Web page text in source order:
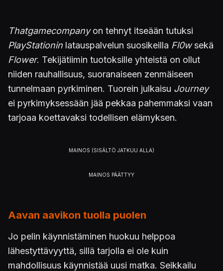
Thatgamecompanyon tehnyt itseään tutuksi
PlayStationin latauspalvelun suosikeilla Fl0wsekä
Flower. Tekijätiimin tuotoksille yhteistä on ollut
niiden rauhallisuus, suoranaiseen zenmäiseen
tunnelmaan pyrkiminen. Tuorein julkaisu Journey
ei pyrkimyksessään jää pekkaa pahemmaksi vaan
tarjoaa koettavaksi todellisen elämyksen.
Aavan aavikon tuolla puolen
Jo pelin käynnistäminen huokuu helppoa
lähestyttävyyttä, sillä tarjolla ei ole kuin
mahdollisuus käynnistää uusi matka. Seikkailu